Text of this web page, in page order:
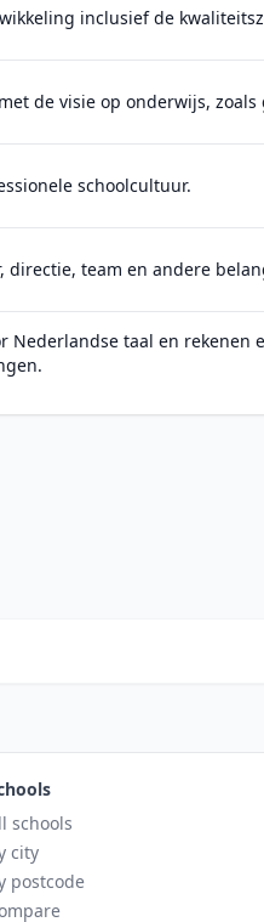
inclusief de
de visie op onderwijs,
schoolcultuur.
team en andere
Nederlandse taal en rekenen
schools
city
postcode